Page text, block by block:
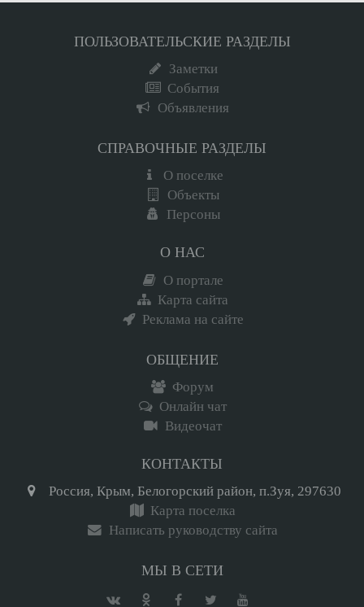
ПОЛЬЗОВАТЕЛЬСКИЕ РАЗДЕЛЫ
Заметки
События
Объявления
СПРАВОЧНЫЕ РАЗДЕЛЫ
О поселке
Объекты
Персоны
О НАС
О портале
Карта сайта
Реклама на сайте
ОБЩЕНИЕ
Форум
Онлайн чат
Видеочат
КОНТАКТЫ
Россия, Крым, Белогорский район, п.Зуя, 297630
Карта поселка
Написать руководству сайта
МЫ В СЕТИ